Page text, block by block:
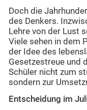
Doch die
des Denkers.
Lehre von der Lust
Viele sehen in dem
der Idee des
Gesetzestreue und
Schüler nicht zum
sondern zur
Entscheidung im